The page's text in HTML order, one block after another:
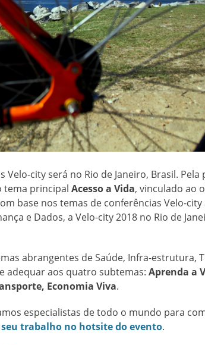
city será no Rio de Janeiro, Brasil. Pela
tema principal Acesso a Vida, vinculado ao
base nos temas de conferências Velo-
e Dados, a Velo-city 2018 no Rio de
abrangentes de Saúde, Infra-estrutura,
adequar aos quatro subtemas: Aprenda a
Economia Viva.
especialistas de todo o mundo para
seu trabalho no hotsite do evento.